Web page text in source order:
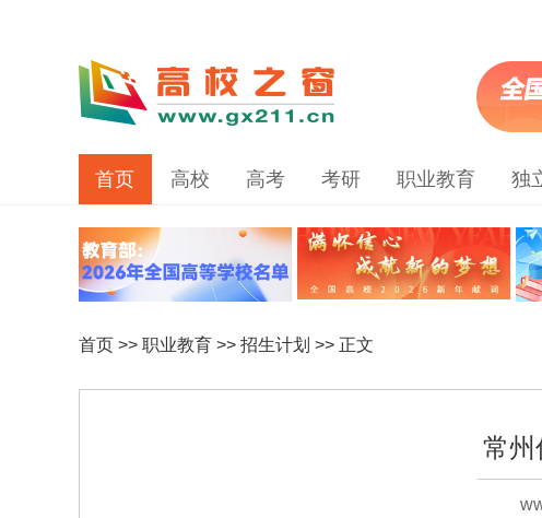
首页 高校 高考 考研 职业教育 独
首页 >> 职业教育 >> 招生计划 >> 正文
常州